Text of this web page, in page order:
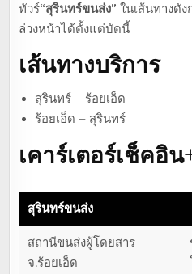
ทัวร์“สุรินทร์ขนส่ง” ในเส้นทางดั
ล่วงหน้าได้ตั้งแต่บัดนี้
เส้นทางบริการ
สุรินทร์ – ร้อยเอ็ด
ร้อยเอ็ด – สุรินทร์
เคาร์เตอร์เช็คอิ
สุรินทร์ขนส่ง
สถานีขนส่งผู้โดยสาร
จ.ร้อยเอ็ด